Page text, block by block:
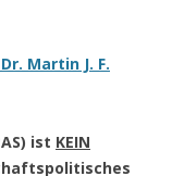
Martin J. F.
ist KEIN